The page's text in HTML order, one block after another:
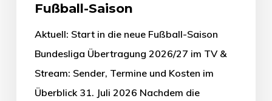
Fußball-Saison
Aktuell: Start in die neue Fußball-Saison
Bundesliga Übertragung 2026/27 im TV &
Stream: Sender, Termine und Kosten im
Überblick 31. Juli 2026 Nachdem die